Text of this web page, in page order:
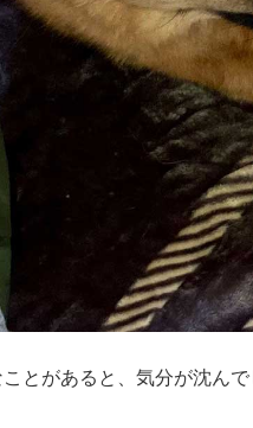
とがあると、気分が沈んで